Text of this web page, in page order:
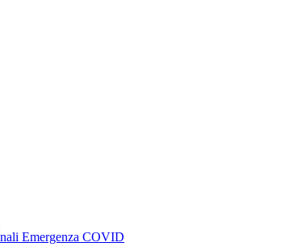
Emergenza COVID